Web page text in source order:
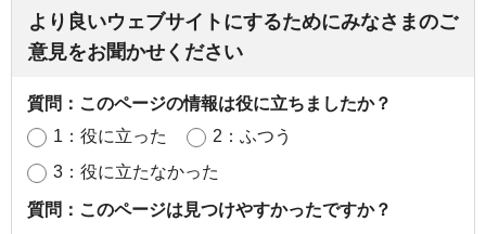
より良いウェブサイトにするためにみなさまのご
意見をお聞かせください
質問：このページの情報は役に立ちましたか？
1：役に立った
2：ふつう
3：役に立たなかった
質問：このページは見つけやすかったですか？